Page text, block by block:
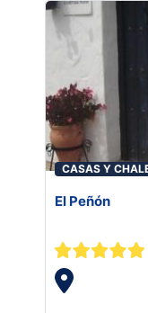
CASAS Y
El Peñón